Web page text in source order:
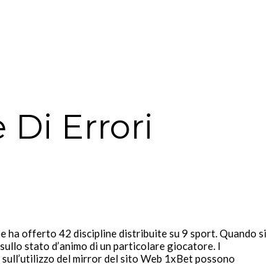
Di Errori
ha offerto 42 discipline distribuite su 9 sport. Quando si
stato d’animo di un particolare giocatore. I
del mirror del sito Web 1xBet possono